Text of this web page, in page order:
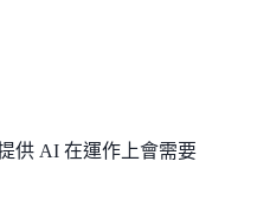
供 AI 在運作上會需要